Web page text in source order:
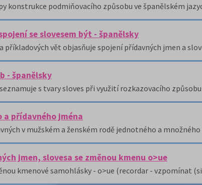
konstrukce podmiňovacího způsobu ve španělském
se slovesem být - španělsky
příkladových vět objasňuje spojení přídavných jmen a
- španělsky
s tvary sloves při využití rozkazovacího
přídavného jména
v mužském a ženském rodě jednotného a
jmen, slovesa se změnou kmenu o>ue
kmenové samohlásky - o>ue (recordar - vzpomínat